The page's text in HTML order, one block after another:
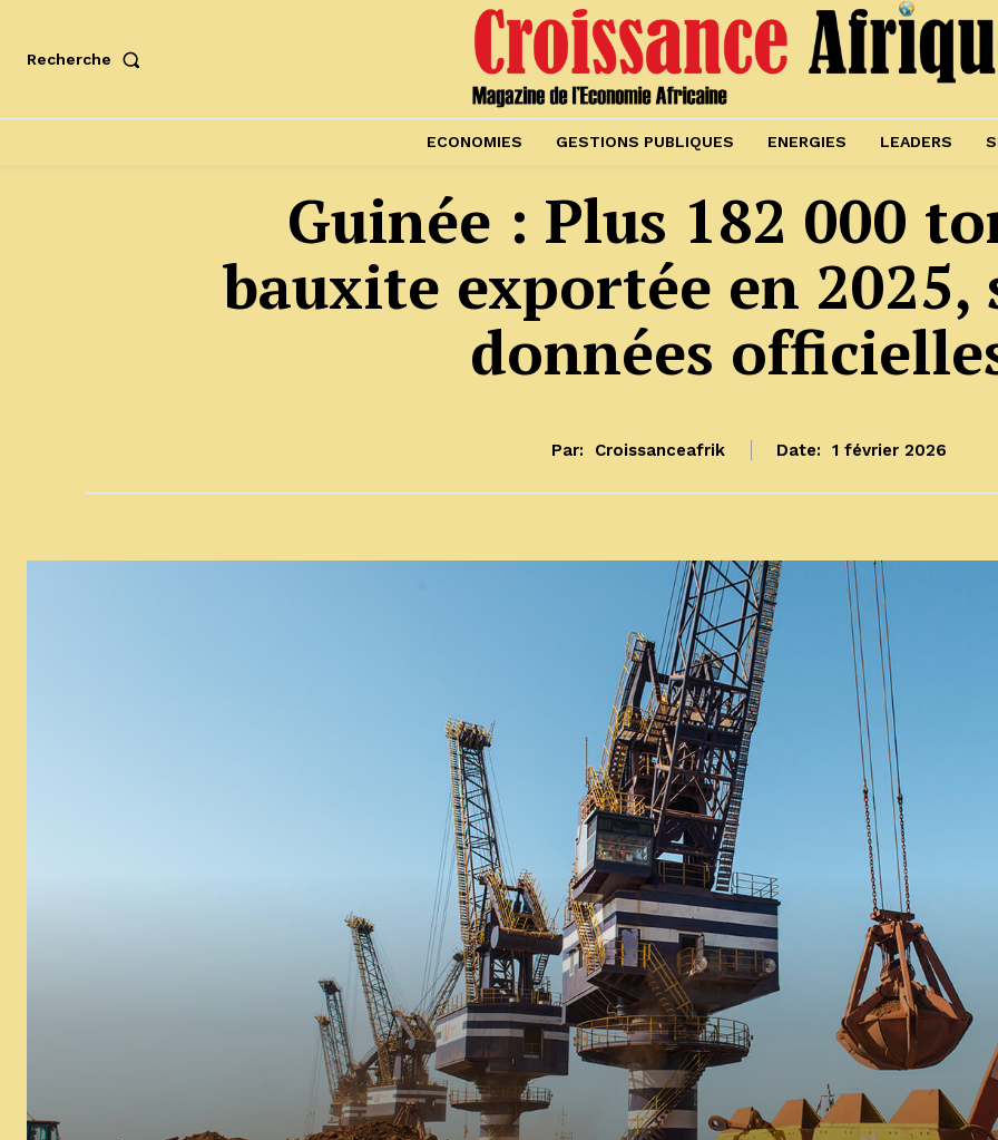
Recherche
ECONOMIES GESTIONS PUBLIQUES ENERGIES LEADERS
Guinée : Plus 182 000
bauxite exportée en 2025,
données
Par: Croissanceafrik Date: 1 février 2026